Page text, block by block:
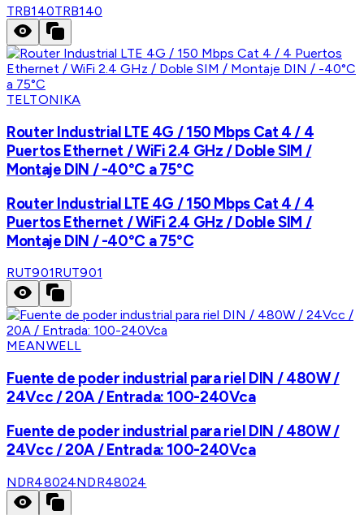
TRB140TRB140
TELTONIKA
Router Industrial LTE 4G / 150 Mbps Cat 4 / 4
Puertos Ethernet / WiFi 2.4 GHz / Doble SIM /
Montaje DIN / -40°C a 75°C
Router Industrial LTE 4G / 150 Mbps Cat 4 / 4
Puertos Ethernet / WiFi 2.4 GHz / Doble SIM /
Montaje DIN / -40°C a 75°C
RUT901RUT901
MEANWELL
Fuente de poder industrial para riel DIN / 480W /
24Vcc / 20A / Entrada: 100-240Vca
Fuente de poder industrial para riel DIN / 480W /
24Vcc / 20A / Entrada: 100-240Vca
NDR48024NDR48024